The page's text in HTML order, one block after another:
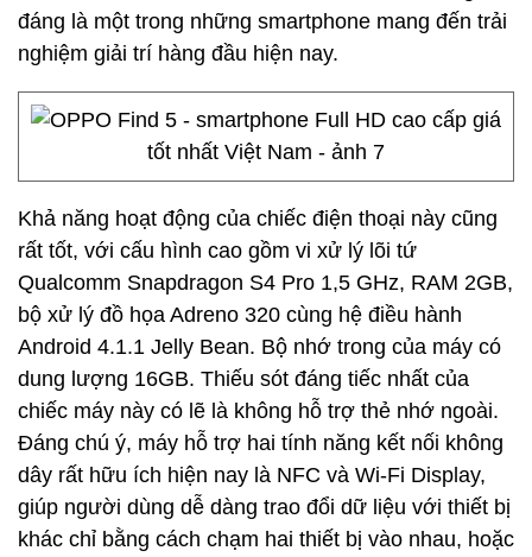
đáng là một trong những smartphone mang đến trải
nghiệm giải trí hàng đầu hiện nay.
Khả năng hoạt động của chiếc điện thoại này cũng
rất tốt, với cấu hình cao gồm vi xử lý lõi tứ
Qualcomm Snapdragon S4 Pro 1,5 GHz, RAM 2GB,
bộ xử lý đồ họa Adreno 320 cùng hệ điều hành
Android 4.1.1 Jelly Bean. Bộ nhớ trong của máy có
dung lượng 16GB. Thiếu sót đáng tiếc nhất của
chiếc máy này có lẽ là không hỗ trợ thẻ nhớ ngoài.
Đáng chú ý, máy hỗ trợ hai tính năng kết nối không
dây rất hữu ích hiện nay là NFC và Wi-Fi Display,
giúp người dùng dễ dàng trao đổi dữ liệu với thiết bị
khác chỉ bằng cách chạm hai thiết bị vào nhau, hoặc